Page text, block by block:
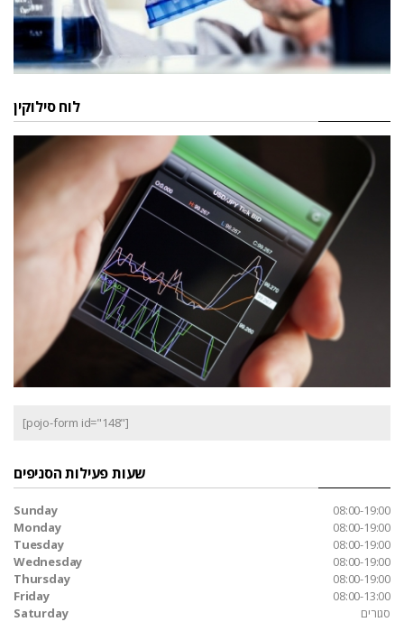
לוח סילוקין
[pojo-form id="148"]
שעות פעילות הסניפים
Sunday
08:00-19:00
Monday
08:00-19:00
Tuesday
08:00-19:00
Wednesday
08:00-19:00
Thursday
08:00-19:00
Friday
08:00-13:00
Saturday
סגורים